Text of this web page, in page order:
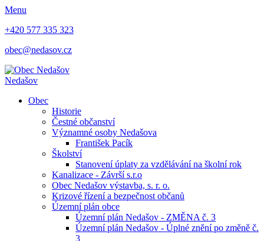
Menu
+420 577 335 323
obec@nedasov.cz
Nedašov
Obec
Historie
Čestné občanství
Významné osoby Nedašova
František Pacík
Školství
Stanovení úplaty za vzdělávání na školní rok
Kanalizace - Závrší s.r.o
Obec Nedašov výstavba, s. r. o.
Krizové řízení a bezpečnost občanů
Územní plán obce
Územní plán Nedašov - ZMĚNA č. 3
Územní plán Nedašov - Úplné znění po změně č.
3